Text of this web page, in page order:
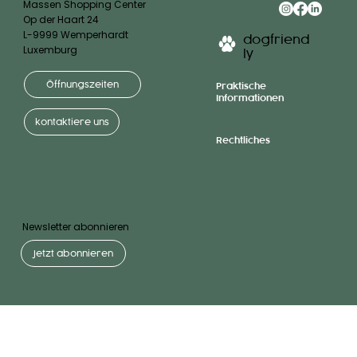
Newsletter abonnieren
Jetzt abonnieren
dogfriend
ly
Praktische
Informationen
Rechtliches
Massen Shopping Center
Op der Haart 24
L-9999 Wemperhardt
Luxemburg
Öffnungszeiten
kontaktiere uns